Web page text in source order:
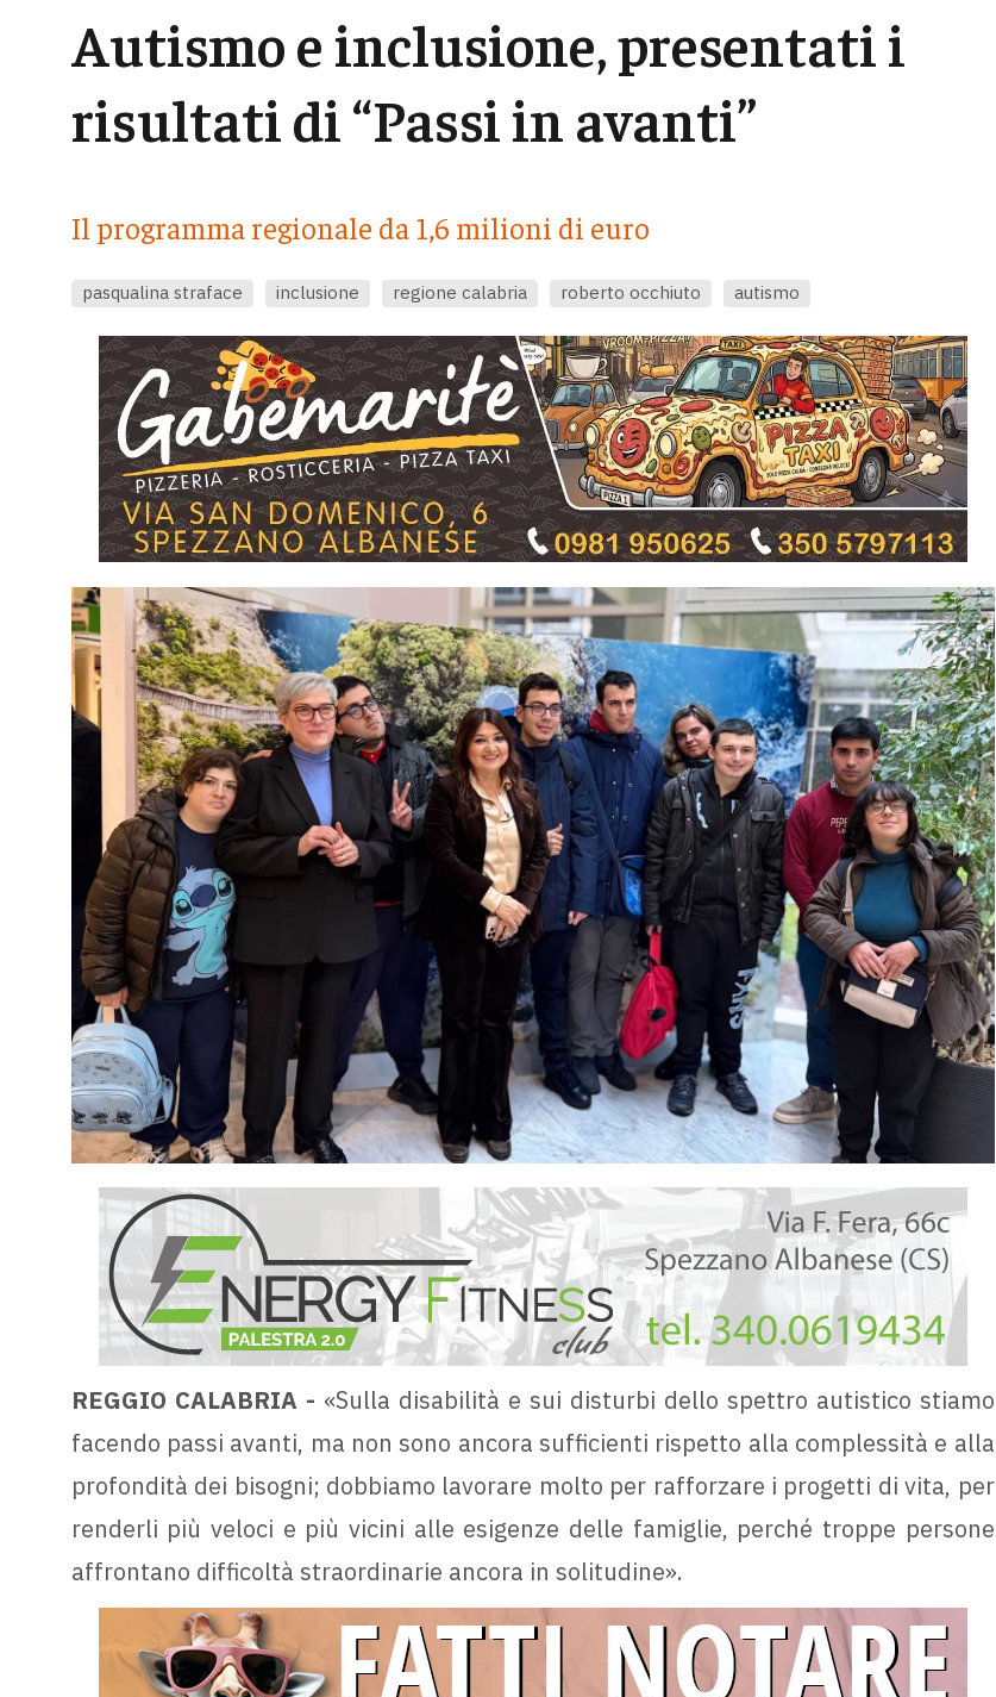
Autismo e inclusione, presentati i
risultati di “Passi in avanti”
Il programma regionale da 1,6 milioni di euro
pasqualina straface inclusione regione calabria roberto occhiuto autismo
REGGIO CALABRIA - «Sulla disabilità e sui disturbi dello spettro autistico stiamo
facendo passi avanti, ma non sono ancora sufficienti rispetto alla complessità e alla
profondità dei bisogni; dobbiamo lavorare molto per rafforzare i progetti di vita, per
renderli più veloci e più vicini alle esigenze delle famiglie, perché troppe persone
affrontano difficoltà straordinarie ancora in solitudine».